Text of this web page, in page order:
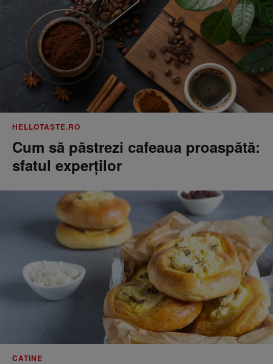
HELLOTASTE.RO
Cum să păstrezi cafeaua proaspătă:
sfatul experților
CATINE